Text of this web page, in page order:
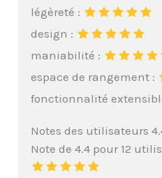
légèreté :
design :
maniabilité :
espace de rangement :
fonctionnalité
Notes des utilisateurs
Note de 4.4 pour 12